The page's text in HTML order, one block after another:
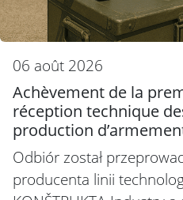
06 août 2026
Achèvement de la
réception technique
production
Odbiór został
producenta linii